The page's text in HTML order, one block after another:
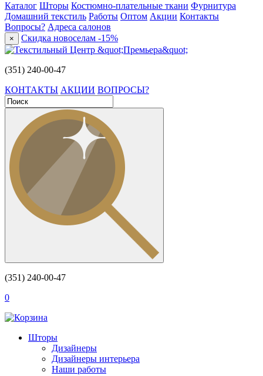
Каталог Шторы Костюмно-плательные ткани Фурнитура
Домашний текстиль Работы Оптом Акции Контакты
Вопросы? Адреса салонов
× Скидка новоселам -15%
(351) 240-00-47
КОНТАКТЫ АКЦИИ ВОПРОСЫ?
(351) 240-00-47
0
Шторы
Дизайнеры
Дизайнеры интерьера
Наши работы